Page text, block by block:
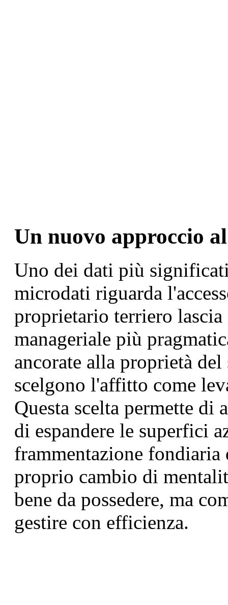
Un nuovo approccio
Uno dei dati più
microdati riguarda
proprietario terriero
manageriale più
ancorate alla proprietà
scelgono l'affitto come
Questa scelta permette
di espandere le superfici
frammentazione
proprio cambio di
bene da possedere, ma
gestire con efficienza.